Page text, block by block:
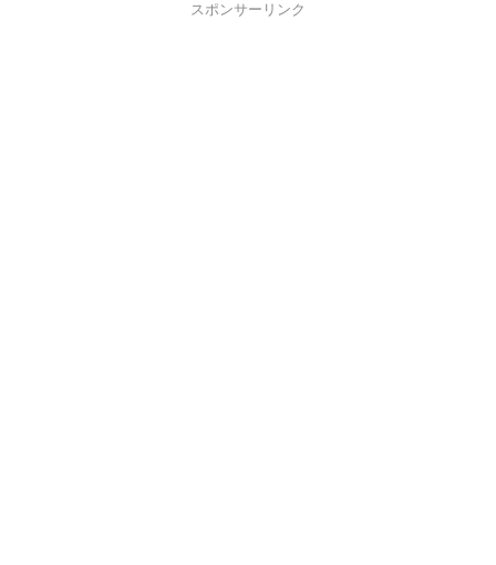
スポンサーリンク